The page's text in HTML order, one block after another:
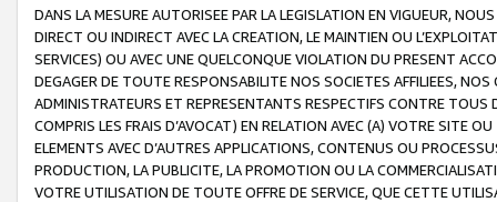
DANS LA MESURE AUTORISEE PAR LA LEGISLATION EN VIGUEUR,
DIRECT OU INDIRECT AVEC LA CREATION, LE MAINTIEN OU
SERVICES) OU AVEC UNE QUELCONQUE VIOLATION DU PRESENT
DEGAGER DE TOUTE RESPONSABILITE NOS SOCIETES AFFILIEES,
ADMINISTRATEURS ET REPRESENTANTS RESPECTIFS CONTRE
COMPRIS LES FRAIS D’AVOCAT) EN RELATION AVEC (A) VOTRE SITE
ELEMENTS AVEC D’AUTRES APPLICATIONS, CONTENUS OU
PRODUCTION, LA PUBLICITE, LA PROMOTION OU LA
VOTRE UTILISATION DE TOUTE OFFRE DE SERVICE, QUE CETTE